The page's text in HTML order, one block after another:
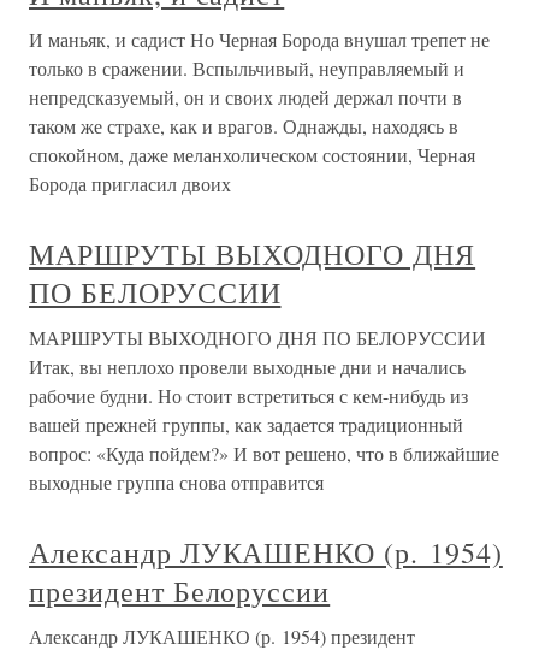
И маньяк, и садист Но Черная Борода внушал трепет не
только в сражении. Вспыльчивый, неуправляемый и
непредсказуемый, он и своих людей держал почти в
таком же страхе, как и врагов. Однажды, находясь в
спокойном, даже меланхолическом состоянии, Черная
Борода пригласил двоих
МАРШРУТЫ ВЫХОДНОГО ДНЯ
ПО БЕЛОРУССИИ
МАРШРУТЫ ВЫХОДНОГО ДНЯ ПО БЕЛОРУССИИ
Итак, вы неплохо провели выходные дни и начались
рабочие будни. Но стоит встретиться с кем-нибудь из
вашей прежней группы, как задается традиционный
вопрос: «Куда пойдем?» И вот решено, что в ближайшие
выходные группа снова отправится
Александр ЛУКАШЕНКО (р. 1954)
президент Белоруссии
Александр ЛУКАШЕНКО (р. 1954) президент